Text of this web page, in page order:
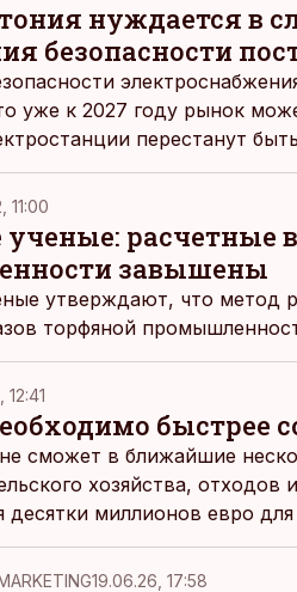
нуждается в
безопасности
уже к 2027 году рынок
перестанут
11:00
ученые:
завышены
утверждают, что метод
торфяной
12:41
быстрее
сможет в ближайшие
хозяйства,
десятки миллионов евро
19.06.26, 17:58